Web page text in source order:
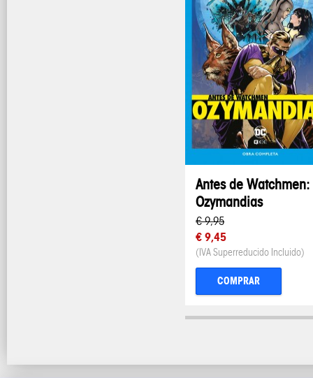
Antes de Watchmen:
Ozymandias
€ 9,95
€ 9,45
(IVA Superreducido Incluido)
COMPRAR